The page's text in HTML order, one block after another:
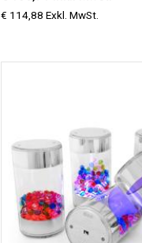
€ 114,88 Exkl. MwSt.